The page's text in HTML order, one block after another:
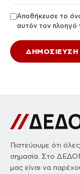
Αποθήκευσε το
αυτόν τον πλοηγό
Πιστεύουμε ότι
σημασία. Στο
μας είναι να